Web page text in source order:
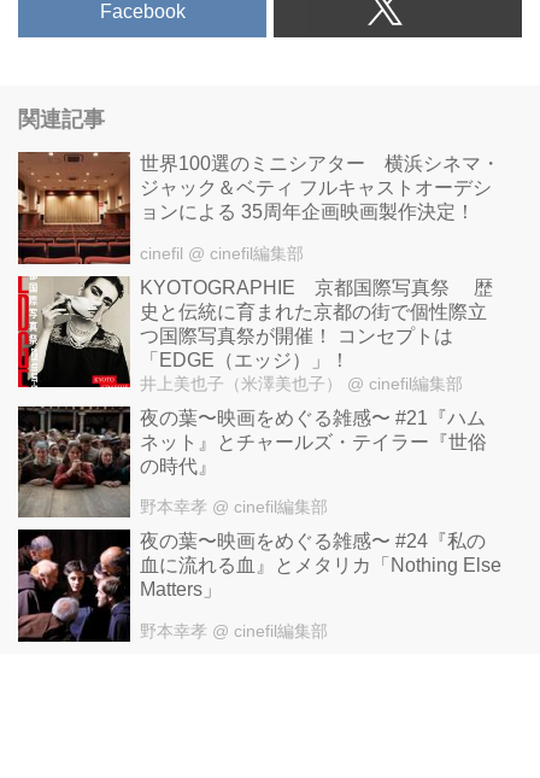
Facebook
関連記事
世界100選のミニシアター 横浜シネマ・
ジャック＆ベティ フルキャストオーデシ
ョンによる 35周年企画映画製作決定！
cinefil @ cinefil編集部
KYOTOGRAPHIE 京都国際写真祭 歴
史と伝統に育まれた京都の街で個性際立
つ国際写真祭が開催！ コンセプトは
「EDGE（エッジ）」！
井上美也子（米澤美也子） @ cinefil編集部
夜の葉〜映画をめぐる雑感〜 #21『ハム
ネット』とチャールズ・テイラー『世俗
の時代』
野本幸孝 @ cinefil編集部
夜の葉〜映画をめぐる雑感〜 #24『私の
血に流れる血』とメタリカ「Nothing Else
Matters」
野本幸孝 @ cinefil編集部